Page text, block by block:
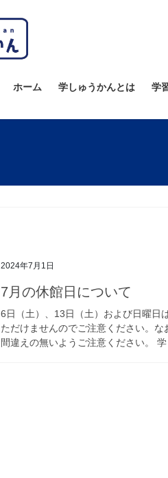
ホーム 学しゅうかんとは 学
2024年7月1日
7月の休館日について
6日（土）、13日（土）および日曜日
ただけませんのでご注意ください。
間違えの無いようご注意ください。